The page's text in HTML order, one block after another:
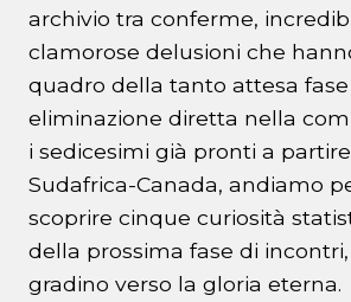
archivio tra conferme,
clamorose delusioni che
quadro della tanto attesa fase
eliminazione diretta nella
i sedicesimi già pronti a
Sudafrica-Canada, andiamo
scoprire cinque curiosità
della prossima fase di
gradino verso la gloria eterna.